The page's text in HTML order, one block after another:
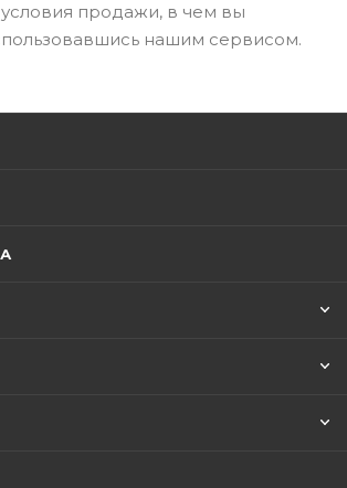
продажи, в чем вы
нашим сервисом.